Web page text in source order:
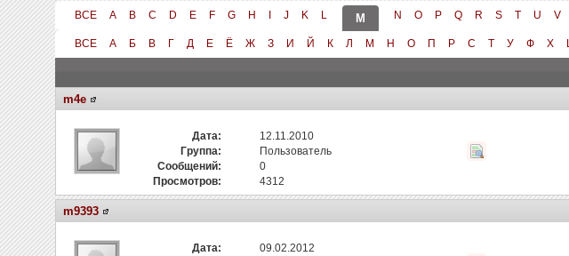
ВСЕ A B C D E F G H J K M N O P Q R S T U V
ВСЕ А Б В Г Д Е Ё Ж З И Й К Л М Н О П Р С Т У Ф Х
m4e
Дата:
12.11.2010
Группа:
Пользователь
Сообщений:
0
Просмотров:
4312
m9393
Дата:
09.02.2012